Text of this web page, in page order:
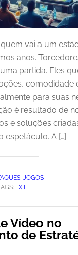
vai a um
anos.
partida. Eles
comodidade
para suas
é resultado de
e soluções
espetáculo. A […]
, JOGOS
EXT
Vídeo no
de